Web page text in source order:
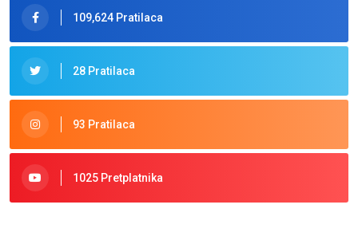
109,624 Pratilaca
28 Pratilaca
93 Pratilaca
1025 Pretplatnika